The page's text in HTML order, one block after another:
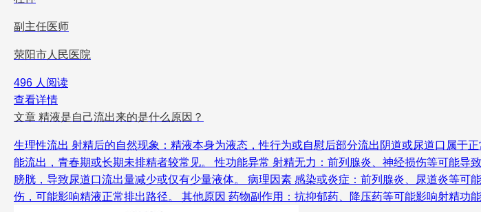
副主任医师
荥阳市人民医院
496 人阅读
查看详情
文章 精液是自己流出来的是什么原因？
生理性流出 射精后的自然现象：精液本身为液态，性行为或自慰后部分流出阴道或尿道口属于
能流出，青春期或长期未排精者较常见。 性功能异常 射精无力：前列腺炎、神经损伤等可能
膀胱，导致尿道口流出量减少或仅有少量液体。 病理因素 感染或炎症：前列腺炎、尿道炎等
伤，可能影响精液正常排出路径。 其他原因 药物副作用：抗抑郁药、降压药等可能影响射精功